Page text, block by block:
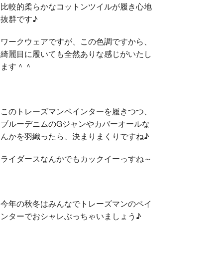
比較的柔らかなコットンツイルが履き心地
抜群です♪
ワークウェアですが、この色調ですから、
綺麗目に履いても全然ありな感じがいたし
ます＾＾
このトレーズマンペインターを履きつつ、
ブルーデニムのGジャンやカバーオールな
んかを羽織ったら、決まりまくりですね♪
ライダースなんかでもカックイーっすね～
今年の秋冬はみんなでトレーズマンのペイ
ンターでおシャレぶっちゃいましょう♪